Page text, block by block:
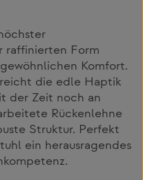
raffinierten Form
Komfort.
die edle Haptik
der Zeit noch an
Rückenlehne
Struktur. Perfekt
ein herausragendes